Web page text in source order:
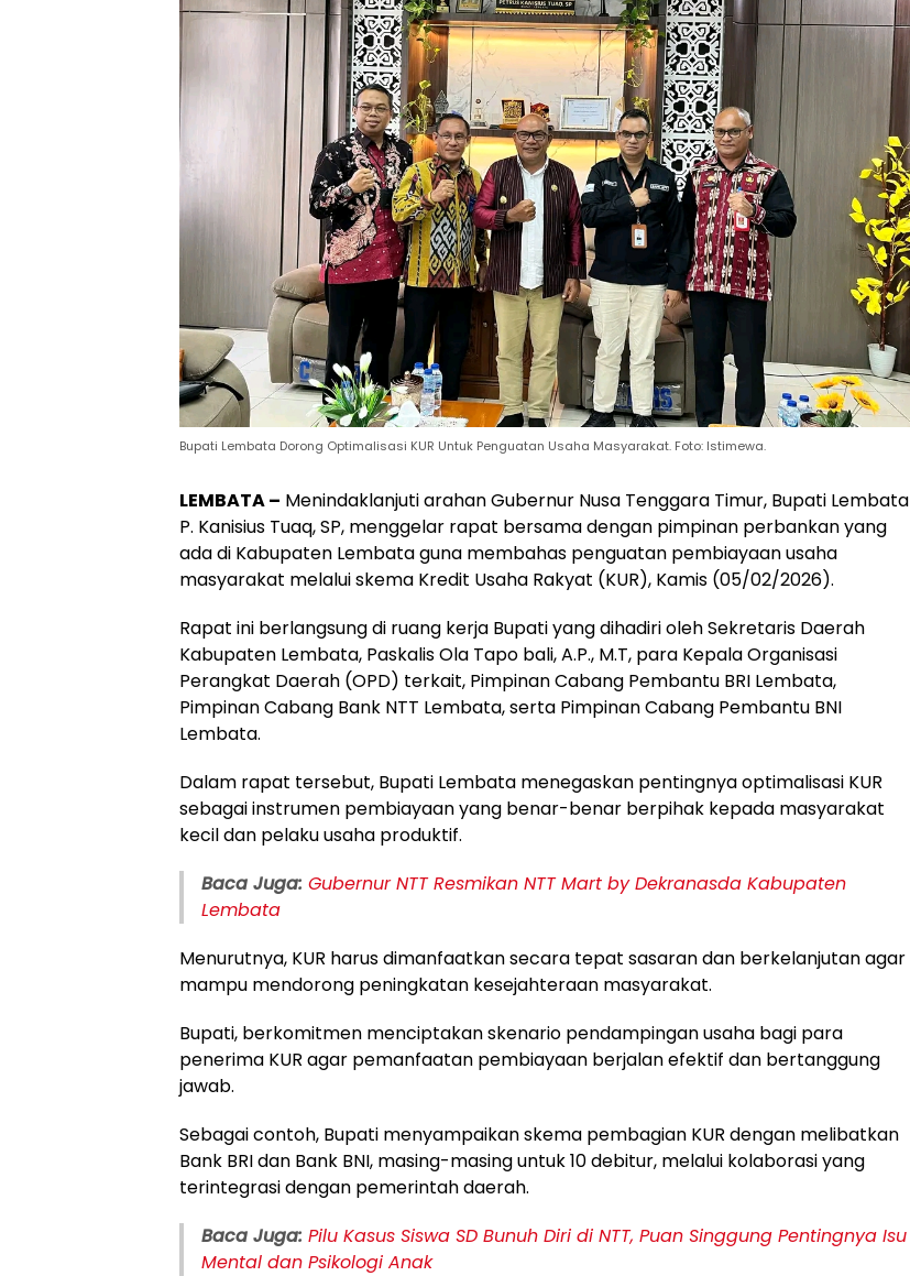
Bupati Lembata Dorong Optimalisasi KUR Untuk Penguatan Usaha Masyarakat. Foto: Istimewa.
LEMBATA – Menindaklanjuti arahan Gubernur Nusa Tenggara Timur, Bupati Lembata
P. Kanisius Tuaq, SP, menggelar rapat bersama dengan pimpinan perbankan yang
ada di Kabupaten Lembata guna membahas penguatan pembiayaan usaha
masyarakat melalui skema Kredit Usaha Rakyat (KUR), Kamis (05/02/2026).
Rapat ini berlangsung di ruang kerja Bupati yang dihadiri oleh Sekretaris Daerah
Kabupaten Lembata, Paskalis Ola Tapo bali, A.P., M.T, para Kepala Organisasi
Perangkat Daerah (OPD) terkait, Pimpinan Cabang Pembantu BRI Lembata,
Pimpinan Cabang Bank NTT Lembata, serta Pimpinan Cabang Pembantu BNI
Lembata.
Dalam rapat tersebut, Bupati Lembata menegaskan pentingnya optimalisasi KUR
sebagai instrumen pembiayaan yang benar-benar berpihak kepada masyarakat
kecil dan pelaku usaha produktif.
Baca Juga: Gubernur NTT Resmikan NTT Mart by Dekranasda Kabupaten
Lembata
Menurutnya, KUR harus dimanfaatkan secara tepat sasaran dan berkelanjutan agar
mampu mendorong peningkatan kesejahteraan masyarakat.
Bupati, berkomitmen menciptakan skenario pendampingan usaha bagi para
penerima KUR agar pemanfaatan pembiayaan berjalan efektif dan bertanggung
jawab.
Sebagai contoh, Bupati menyampaikan skema pembagian KUR dengan melibatkan
Bank BRI dan Bank BNI, masing-masing untuk 10 debitur, melalui kolaborasi yang
terintegrasi dengan pemerintah daerah.
Baca Juga: Pilu Kasus Siswa SD Bunuh Diri di NTT, Puan Singgung Pentingnya Isu
Mental dan Psikologi Anak